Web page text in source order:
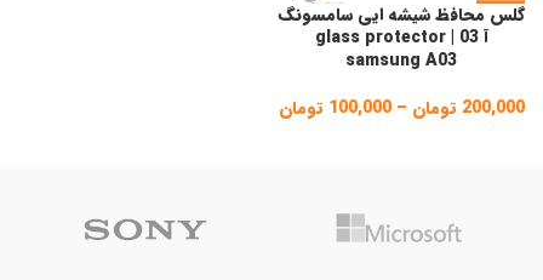
گلس محافظ شیشه ایی سامسونگ
آ 03 | glass protector
samsung A03
200,000 تومان –
100,000 تومان